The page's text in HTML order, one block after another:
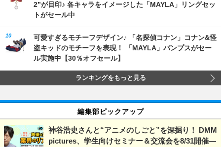
2”が目印♪ 各キャラをイメージした「MAYLA」リングセッ
トがセール中
可愛すぎるモチーフデザイン♪ 「名探偵コナン」コナン&怪
盗キッドのモチーフを表現！ 「MAYLA」パンプスがセー
ル実施中【30％オフセール】
ランキングをもっと見る
編集部ピックアップ
神谷浩史さんと“アニメのしごと”を深掘り！ DMM
pictures、学生向けセミナー＆交流会を8/31開催―